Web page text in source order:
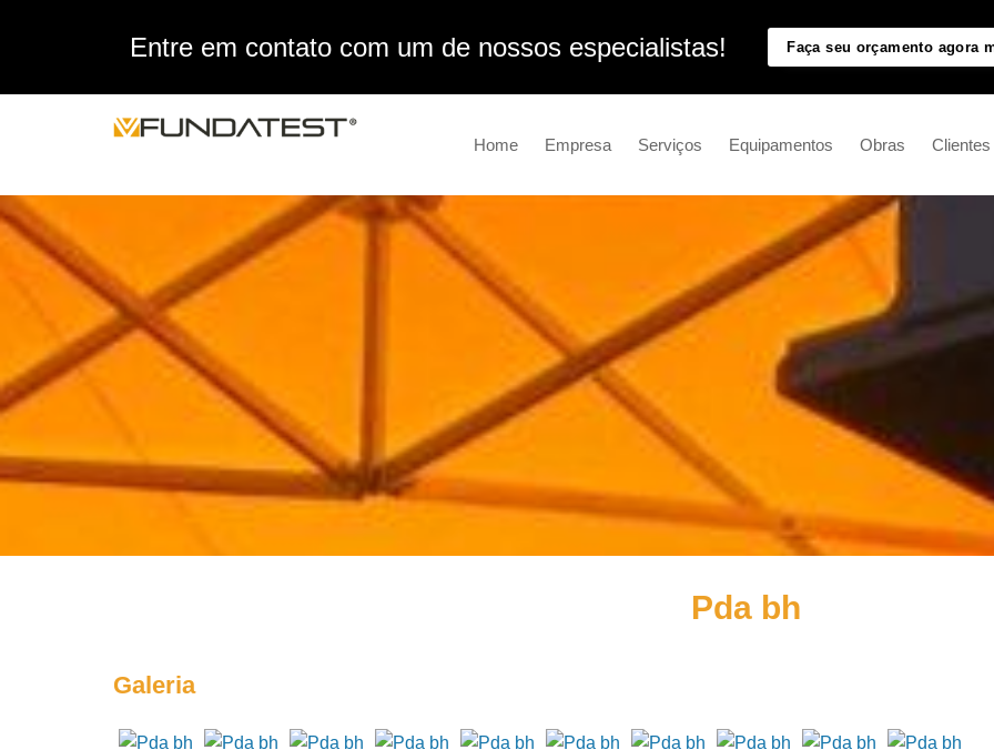
Entre em contato com um de nossos especialistas! Faça seu orçamento agora
Home Empresa Serviços Equipamentos Obras Clientes
Pda bh
Galeria